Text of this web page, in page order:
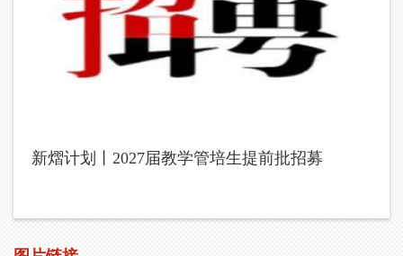
新熠计划丨2027届教学管培生提前批招募